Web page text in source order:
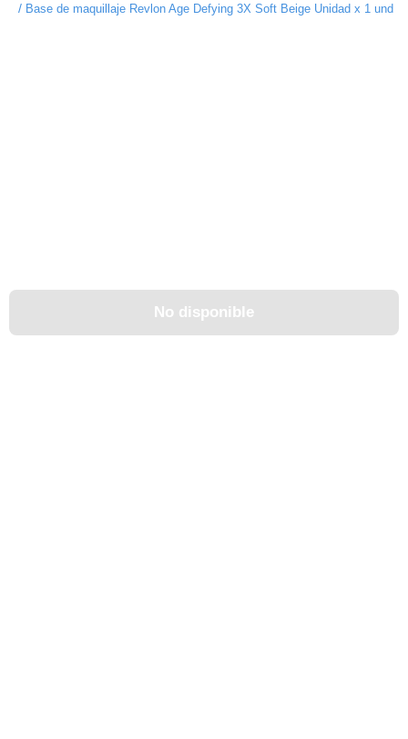
/ Base de maquillaje Revlon Age Defying 3X Soft Beige Unidad x 1 und
No disponible